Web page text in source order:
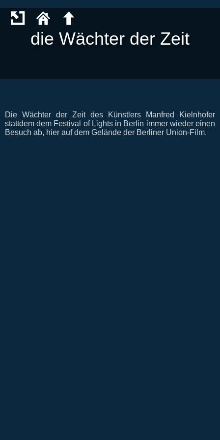
die Wächter der Zeit
Die Wächter der Zeit des Künstlers Manfred Kielnhofer
stattdem dem Festival of Lights in Berlin immer wieder einen
Besuch ab, hier auf dem Gelände der Berliner Union-Film.